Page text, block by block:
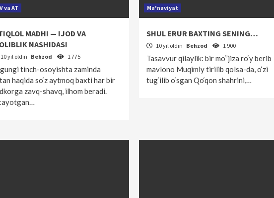
va AT
MADHI — IJOD VA
NASHIDASI
10 yil oldin Behzod 1 775
tinch-osoyishta zaminda
haqida so‘z aytmoq baxti har bir
zavq-shavq, ilhom beradi.
Ma'naviyat
SHUL ERUR BAXTING SENING…
10 yil oldin Behzod 1 900
Tasavvur qilaylik: bir mo‘’jiza ro‘y berib
mavlono Muqimiy tirilib qolsa-da, o‘zi
tug‘ilib o‘sgan Qo‘qon shahrini,…